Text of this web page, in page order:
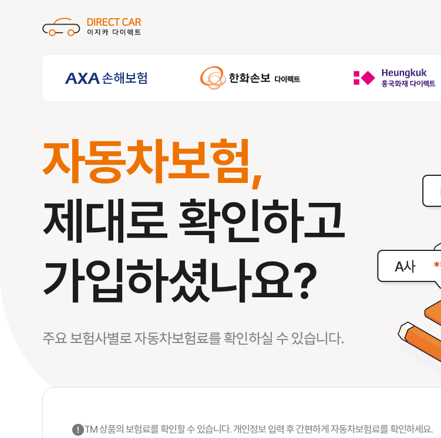
자동차보험,
제대로 확인하고
가입하셨나요?
주요 보험사별로 자동차보험료를 확인하실 수 있습니다.
TM 상품의 보험료를 확인할 수 있습니다. 개인정보 입력 후 간편하게 자동차보험료를 확인하세요.
서**
송**
박**